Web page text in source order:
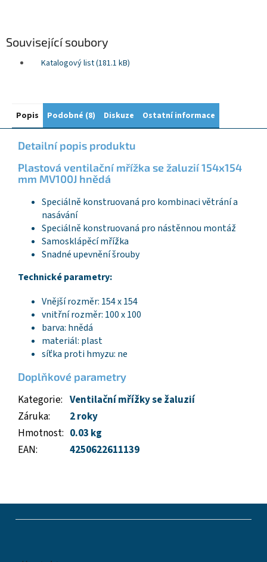
Související soubory
Katalogový list (181.1 kB)
Popis Podobné (8) Diskuze Ostatní informace
Detailní popis produktu
Plastová ventilační mřížka se žaluzií 154x154
mm MV100J hnědá
Speciálně konstruovaná pro kombinaci větrání a
nasávání
Speciálně konstruovaná pro nástěnnou montáž
Samosklápěcí mřížka
Snadné upevnění šrouby
Technické parametry:
Vnější rozměr: 154 x 154
vnitřní rozměr: 100 x 100
barva: hnědá
materiál: plast
síťka proti hmyzu: ne
Doplňkové parametry
Kategorie: Ventilační mřížky se žaluzií
Záruka:
2 roky
Hmotnost: 0.03 kg
EAN: 4250622611139